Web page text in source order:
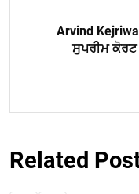
Arvind
ਸੁਪਰੀਮ ਕੋਰਟ
Related